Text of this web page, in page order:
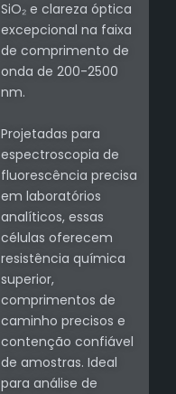
SiO₂ e clareza óptica
excepcional na faixa
de comprimento de
onda de 200-2500
nm.
Projetadas para
espectroscopia de
fluorescência precisa
em laboratórios
analíticos, essas
células oferecem
resistência química
superior,
comprimentos de
caminho precisos e
contenção confiável
de amostras. Ideal
para análise de